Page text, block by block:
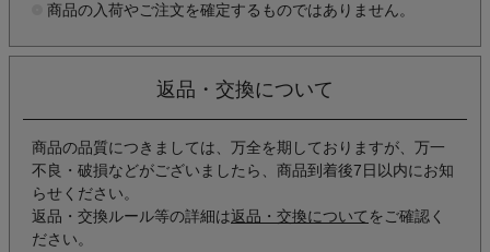
商品の入荷やご注文を確定するものではありません。
返品・交換について
商品の品質につきましては、万全を期しておりますが、万一
不良・破損などがございましたら、商品到着後7日以内にお知
らせください。
返品・交換ルール等の詳細は返品・交換について をご確認く
ださい。